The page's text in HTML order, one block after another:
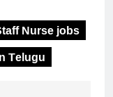
Nurse jobs
Telugu